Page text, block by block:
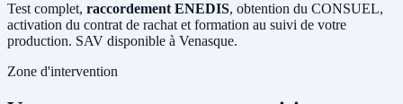
Test complet, raccordement ENEDIS, obtention du CONSUEL,
activation du contrat de rachat et formation au suivi de votre
production. SAV disponible à Venasque.
Zone d'intervention